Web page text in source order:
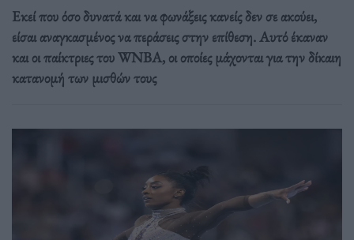
Εκεί που όσο δυνατά και να φωνάξεις κανείς δεν σε ακούει,
είσαι αναγκασμένος να περάσεις στην επίθεση. Αυτό έκαναν
και οι παίκτριες του WNBA, οι οποίες μάχονται για την δίκαιη
κατανομή των μισθών τους